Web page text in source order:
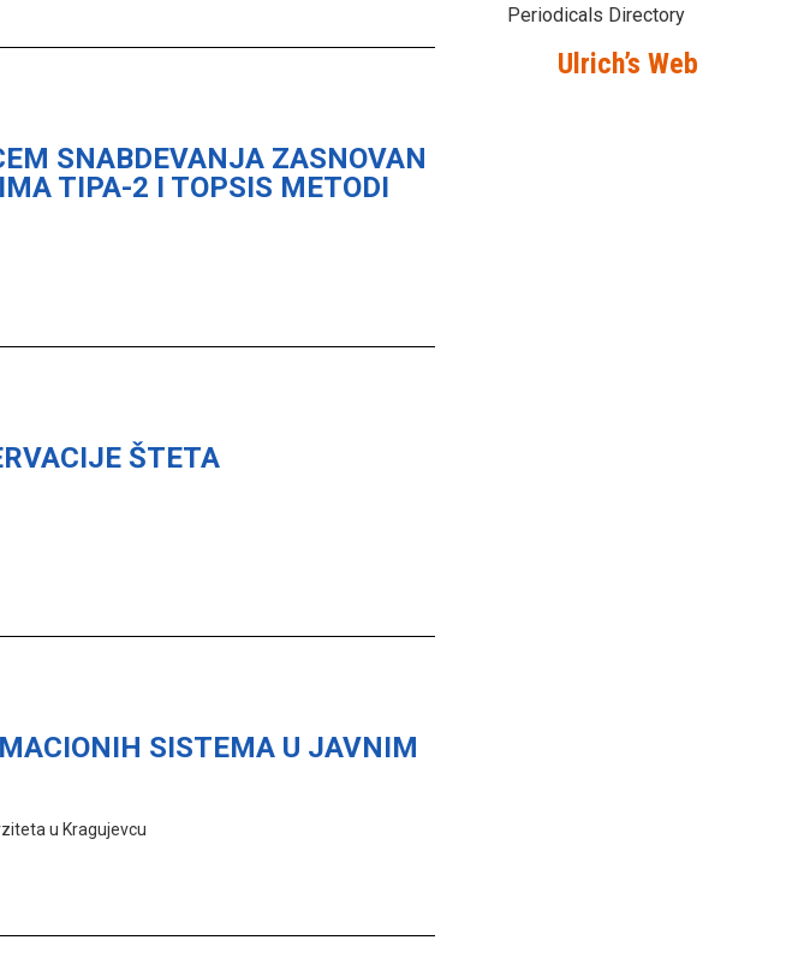
SNABDEVANJA ZASNOVAN
TIPA-2 I TOPSIS METODI
ŠTETA
SISTEMA U JAVNIM
u Kragujevcu
Periodicals Directory
Ulrich’s Web